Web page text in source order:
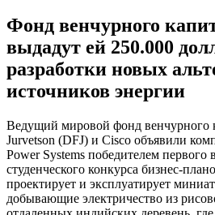
Фонд венчурного
выдадут ей 250.000
разработки новых
источников энергии
Ведущий мировой фонд венчурного
Jurvetson (DFJ) и Cisco объявили
Power Systems победителем первого
студенческого конкурса бизнес-
проектирует и эксплуатирует
добывающие электричество из